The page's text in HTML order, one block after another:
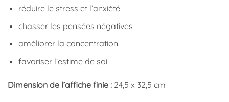
réduire le stress et l’anxiété
chasser les pensées négatives
améliorer la concentration
favoriser l’estime de soi
Dimension de l’affiche finie : 24,5 x 32,5 cm